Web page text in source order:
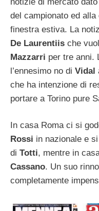
del campionato ed
finestra estiva. La
De Laurentiis che
Mazzarri per tre anni.
l’ennesimo no di Vidal
che ha intenzione di
portare a Torino pure
In casa Roma ci si
Rossi in nazionale e
di Totti, mentre in
Cassano. Un suo
completamente